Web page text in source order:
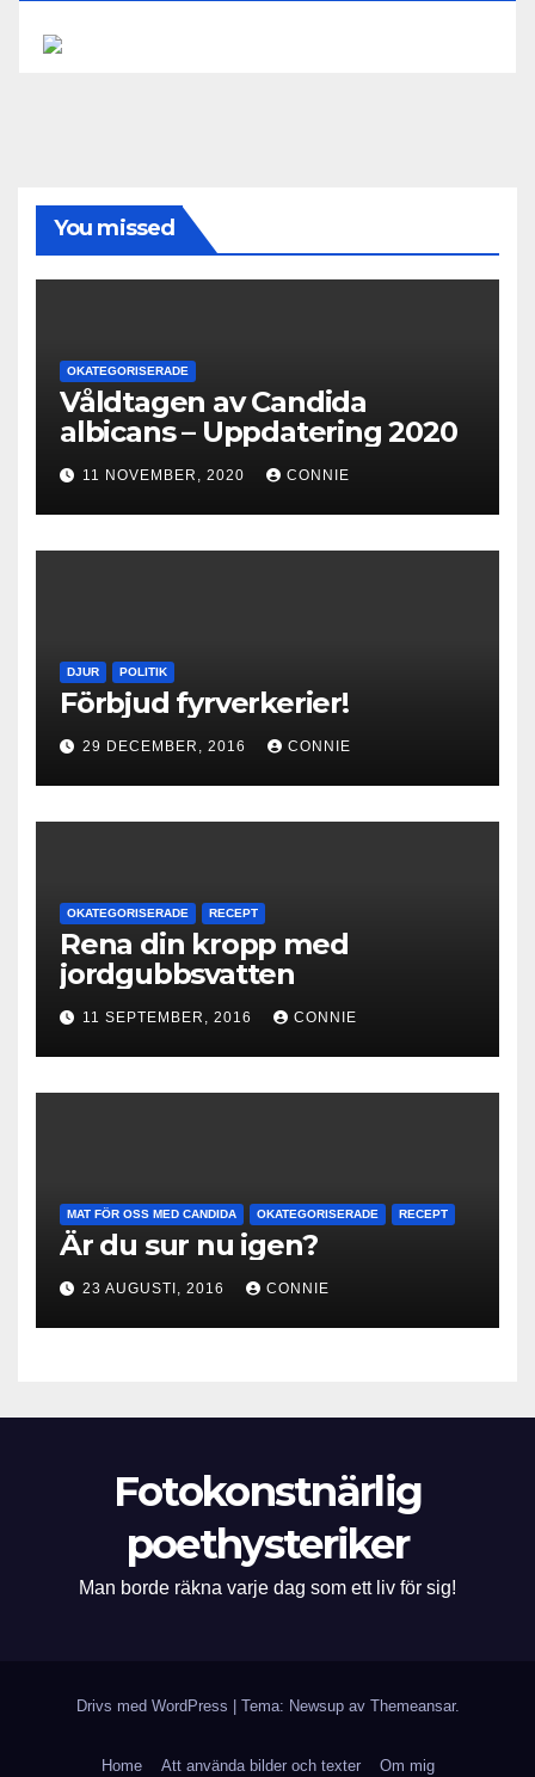
You missed
OKATEGORISERADE
Våldtagen av Candida
albicans – Uppdatering 2020
11 NOVEMBER, 2020 CONNIE
DJUR POLITIK
Förbjud fyrverkerier!
29 DECEMBER, 2016 CONNIE
OKATEGORISERADE RECEPT
Rena din kropp med
jordgubbsvatten
11 SEPTEMBER, 2016 CONNIE
MAT FÖR OSS MED CANDIDA OKATEGORISERADE RECEPT
Är du sur nu igen?
23 AUGUSTI, 2016 CONNIE
Fotokonstnärlig
poethysteriker
Man borde räkna varje dag som ett liv för sig!
Drivs med WordPress Tema: Newsup av Themeansar.
Home Att använda bilder och texter Om mig